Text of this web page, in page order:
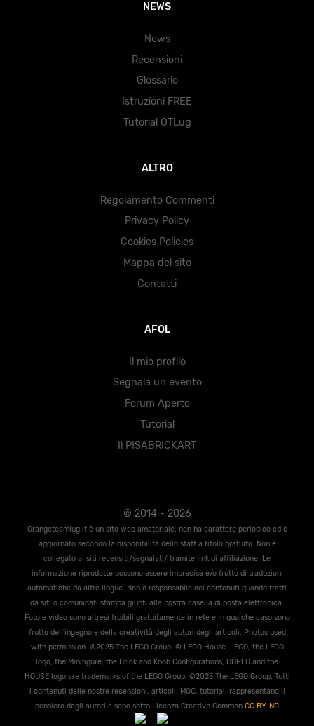
NEWS
News
Recensioni
Glossario
Istruzioni FREE
Tutorial OTLug
ALTRO
Regolamento Commenti
Privacy Policy
Cookies Policies
Mappa del sito
Contatti
AFOL
Il mio profilo
Segnala un evento
Forum Aperto
Tutorial
Il PISABRICKART
© 2014 - 2026
Orangeteamlug.it è un sito web amatoriale, non ha carattere periodico ed è
aggiornato secondo la disponibilità dello staff a titolo gratuito. Non è
collegato ai siti recensiti/segnalati/ tramite link di affiliazione. Le
informazione riprodotte possono essere imprecise e/o frutto di traduzioni
automatiche da altre lingue. Non è responsabile dei contenuti quando tratti
da siti o comunicati stampa giunti alla nostra casella di posta elettronica.
Foto e video sono altresi fruibili gratuitamente in rete e in qualche caso sono
frutto dell'ingegno e della creatività degli autori degli articoli. Photos used
with permission. ©2025 The LEGO Group. © LEGO House. LEGO, the LEGO
logo, the Miniﬁgure, the Brick and Knob Conﬁgurations, DUPLO and the
HOUSE logo are trademarks of the LEGO Group. ©2025 The LEGO Group. Tutti
i contenuti delle nostre recensioni, articoli, MOC, tutorial, rappresentano il
pensiero degli autori e sono sotto Licenza Creative Common CC BY-NC